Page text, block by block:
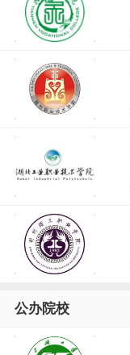
公办院校